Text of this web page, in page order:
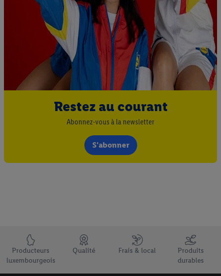
Restez au courant
Abonnez-vous à la newsletter
S'abonner
Élément du pied de page avec les USPs de Lidl Luxembourg
Producteurs
luxembourgeois
Qualité Frais & local
Produits
durables